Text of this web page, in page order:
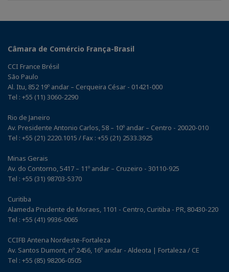
Câmara de Comércio França-Brasil
CCI France Brésil
São Paulo
Al. Itu, 852 19º andar – Cerqueira César - 01421-000
Tel : +55 (11) 3060-2290
Rio de Janeiro
Av. Presidente Antonio Carlos, 58 – 10º andar – Centro - 20020-010
Tel : +55 (21) 2220.1015 / Fax : +55 (21) 2533.3925
Minas Gerais
Av. do Contorno, 5417 – 11º andar – Cruzeiro - 30110-925
Tel : +55 (31) 98703-5370
Curitiba
Alameda Prudente de Moraes, 1101 - Centro, Curitiba - PR, 80430-220
Tel : +55 (41) 9936-0065
CCIFB Antena Nordeste-Fortaleza
Av. Santos Dumont, nº 2456, 16º andar - Aldeota | Fortaleza / CE
Tel : +55 (85) 98206-0505